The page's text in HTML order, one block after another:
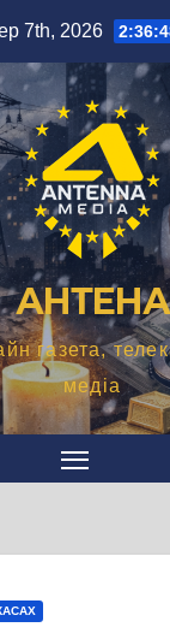
7th, 2026
АНТЕНА
газета,
медіа